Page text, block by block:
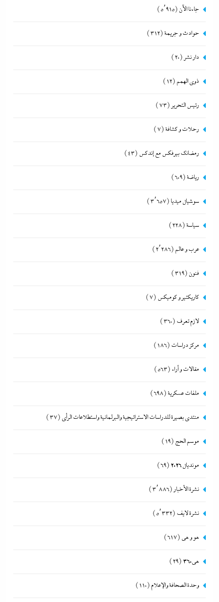
جاءنا الآن (5٬915)
حوادث و جريمة(312)
دار نشر (20)
ذوى الهمم (12)
رئيس التحرير (73)
رحلات و كشافة(7)
رمضانك بيرفكس مع إندكس (43)
رياضة(609)
سوشيال ميديا (3٬657)
سياسة(228)
عرب و عالم (2٬286)
فنون (319)
كاريكتير و كوميكس (7)
لازم تعرف (360)
مركز دراسات (186)
مقالات و أراء (563)
ملفات عسكرية(698)
منتدى بصيرة للدراسات الاستراتيجية والبرلمانية واستطلاعات الرأى (37)
موسم الحج (19)
مونديال 2026 (69)
نشرة الأخبار (3٬886)
نشرة لايف (5٬332)
هو و هي (617)
هى360 (29)
وحدة الصحافة والإعلام(110)